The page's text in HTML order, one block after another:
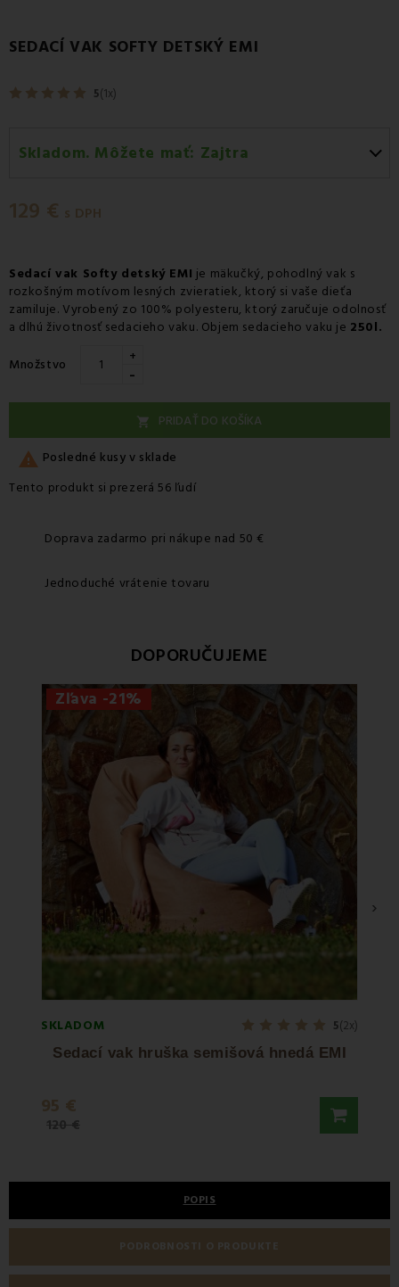
SEDACÍ VAK SOFTY DETSKÝ EMI
5(1x)
Skladom. Môžete mať: Zajtra
Zajtra -Vyzdvihnutie na predajni
129 € s DPH
Sedací vak Softy detský EMI je mäkučký, pohodlný vak s
rozkošným motívom lesných zvieratiek, ktorý si vaše dieťa
zamiluje. Vyrobený zo 100% polyesteru, ktorý zaručuje odolnosť
a dlhú životnosť sedacieho vaku. Objem sedacieho vaku je 250l.
Množstvo +
-
 PRIDAŤ DO KOŠÍKA
 Posledné kusy v sklade
Tento produkt si prezerá 56 ľudí
Doprava zadarmo pri nákupe nad 50 €
Jednoduché vrátenie tovaru
DOPORUČUJEME
Zľava -21%
SKLADOM 5(2x)
Sedací vak hruška semišová hnedá EMI
95 €
120 €
›
POPIS
PODROBNOSTI O PRODUKTE